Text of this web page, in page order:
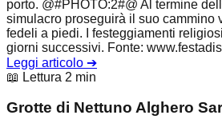
porto. @#PHOTO:2#@ Al termine
simulacro proseguirà il suo cammino
fedeli a piedi. I festeggiamenti
giorni successivi. Fonte:
Leggi articolo ➔
📖 Lettura 2 min
Grotte di Nettuno Alghero